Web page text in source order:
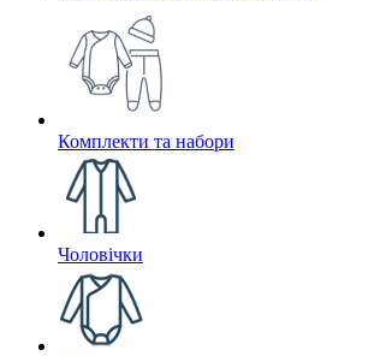
Комплекти та набори
Чоловічки